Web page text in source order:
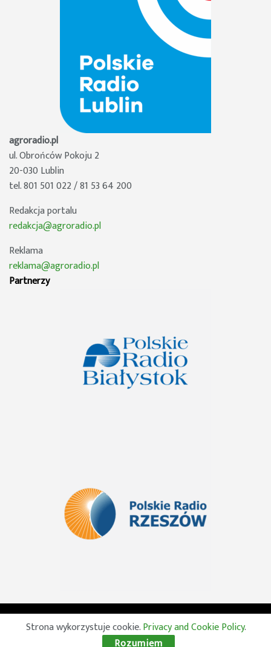
agroradio.pl
ul. Obrońców Pokoju 2
20-030 Lublin
tel. 801 501 022 / 81 53 64 200
Redakcja portalu
redakcja@agroradio.pl
Reklama
reklama@agroradio.pl
Partnerzy
© 2026 Wszelkie prawa zastrzeżone. Radio Lublin S.A. w
likwidacji
Strona wykorzystuje cookie.Privacy and Cookie Policy.
Rozumiem